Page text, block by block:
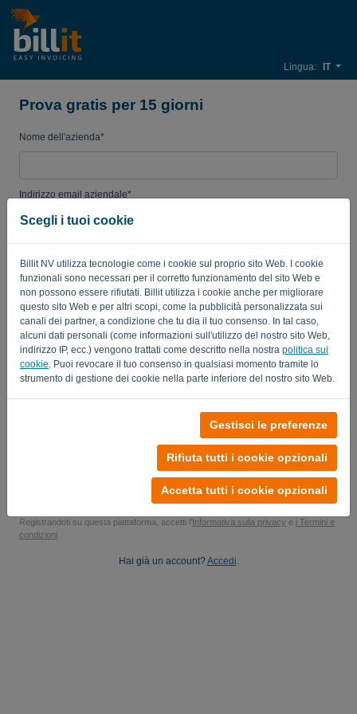
Scegli i tuoi cookie
Billit NV utilizza tecnologie come i cookie sul proprio sito Web. I cookie
funzionali sono necessari per il corretto funzionamento del sito Web e
non possono essere rifiutati. Billit utilizza i cookie anche per migliorare
questo sito Web e per altri scopi, come la pubblicità personalizzata sui
canali dei partner, a condizione che tu dia il tuo consenso. In tal caso,
alcuni dati personali (come informazioni sull'utilizzo del nostro sito Web,
indirizzo IP, ecc.) vengono trattati come descritto nella nostra politica sui
cookie . Puoi revocare il tuo consenso in qualsiasi momento tramite lo
strumento di gestione dei cookie nella parte inferiore del nostro sito Web.
Gestisci le preferenze
Rifiuta tutti i cookie opzionali
Accetta tutti i cookie opzionali
Lingua: IT
Prova gratis per 15 giorni
Nome dell'azienda*
Indirizzo email aziendale*
Paese
Sì, potrebbe inviare gli aggiornamenti del mio prodotto..
Inizia la tua prova gratuita
Carta di credito non richiesta
Senza vincoli! 100% senza impegno
Registrandoti su questa piattaforma, accetti l'Informativa sulla privacy e i Termini e
condizioni
Hai già un account? Accedi.